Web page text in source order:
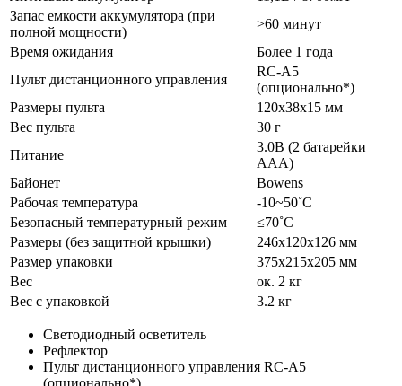
Запас емкости аккумулятора (при
полной мощности)
˃60 минут
Время ожидания
Более 1 года
Пульт дистанционного управления
RC-A5
(опционально*)
Размеры пульта
120х38х15 мм
Вес пульта
30 г
Питание
3.0В (2 батарейки
ААА)
Байонет
Bowens
Рабочая температура
-10~50˚С
Безопасный температурный режим
≤70˚С
Размеры (без защитной крышки)
246х120х126 мм
Размер упаковки
375х215х205 мм
Вес
ок. 2 кг
Вес с упаковкой
3.2 кг
Светодиодный осветитель
Рефлектор
Пульт дистанционного управления RC-A5
(опционально*)